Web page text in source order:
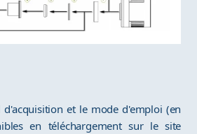
d'acquisition et le mode d'emploi (en
en téléchargement sur le site